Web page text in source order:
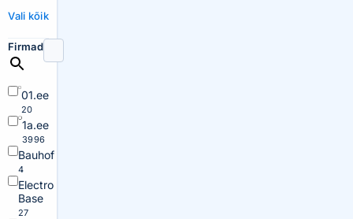
Vali kõik
Firmad
01.ee
20
1a.ee
3996
Bauhof
4
Electro
Base
27